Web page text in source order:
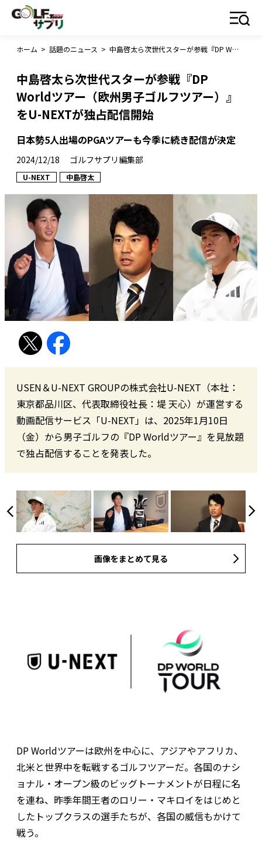
ホーム > 話題のニュース > 中島啓太ら次世代スターが参戦『DP Worldツアー（欧州男子ゴルフツアー）』をU-NEXTが独占配信開始
中島啓太ら次世代スターが参戦『DP
Worldツアー（欧州男子ゴルフツアー）』
をU-NEXTが独占配信開始
日本勢5人出場のPGAツアーも今季に続き配信が決定
2024/12/18 ゴルフサプリ編集部
U-NEXT 中島啓太
USEN＆U-NEXT GROUPの株式会社U-NEXT（本社：
東京都品川区、代表取締役社長：堤 天心）が運営する
動画配信サービス「U-NEXT」は、2025年1月10日
（金）から男子ゴルフの『DP Worldツアー』を見放題
で独占配信することを発表した。
画像をまとめて見る
DP Worldツアーは欧州を中心に、アジアやアフリカ、
北米と世界中を転戦するゴルフツアーだ。各国のナシ
ョナル・オープン級のビッグトーナメントが日程に名
を連ね、昨季年間王者のロリー・マキロイをはじめと
したトップクラスの選手たちが、各国の威信もかけて
戦う。